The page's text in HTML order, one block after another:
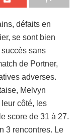
défaits en
se sont bien
sans
de Portner,
adverses.
Melvyn
côté, les
score de 31 à 27.
3 rencontres. Le